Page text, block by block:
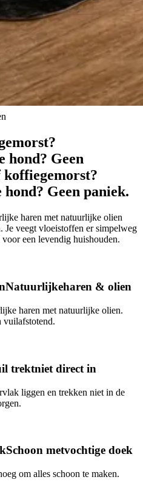
hond? Geen
koffiegemorst?
hond? Geen paniek.
haren met natuurlijke olien
Je veegt vloeistoffen er simpelweg
een levendig huishouden.
Natuurlijkeharen & olien
haren met natuurlijke olien.
vuilafstotend.
trektniet direct in
liggen en trekken niet in de
Schoon metvochtige doek
om alles schoon te maken.